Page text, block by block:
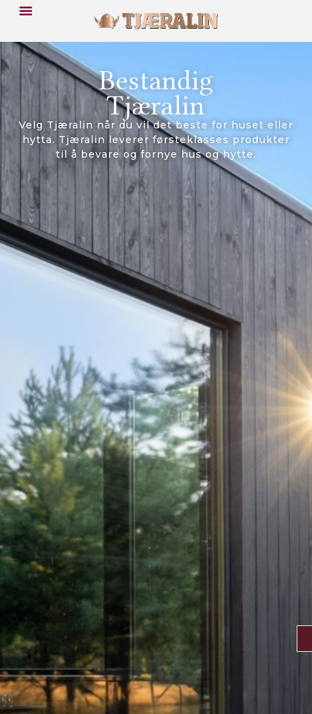
Bestandig
Tjæralin
Velg Tjæralin når du vil det beste for huset eller
hytta. Tjæralin leverer førsteklasses produkter
til å bevare og fornye hus og hytte.